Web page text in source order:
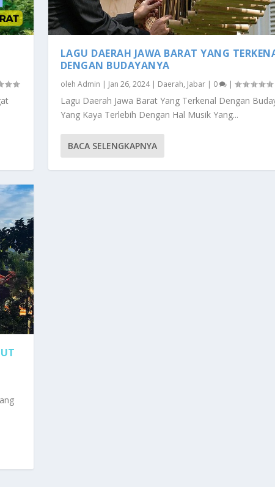
LAGU DAERAH JAWA BARAT YANG
DENGAN BUDAYANYA
oleh Admin | Jan 26, 2024| Daerah, Jabar| 0 |
Lagu Daerah Jawa Barat Yang Terkenal Dengan
Yang Kaya Terlebih Dengan Hal Musik Yang...
BACA SELENGKAPNYA